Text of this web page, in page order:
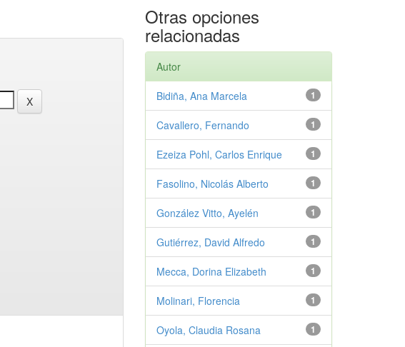
Otras opciones
relacionadas
Autor
1
Bidiña, Ana Marcela
1
Cavallero, Fernando
1
Ezeiza Pohl, Carlos Enrique
1
Fasolino, Nicolás Alberto
1
González Vitto, Ayelén
1
Gutiérrez, David Alfredo
1
Mecca, Dorina Elizabeth
1
Molinari, Florencia
1
Oyola, Claudia Rosana